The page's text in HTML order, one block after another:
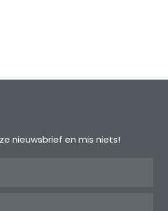
nieuwsbrief en mis niets!